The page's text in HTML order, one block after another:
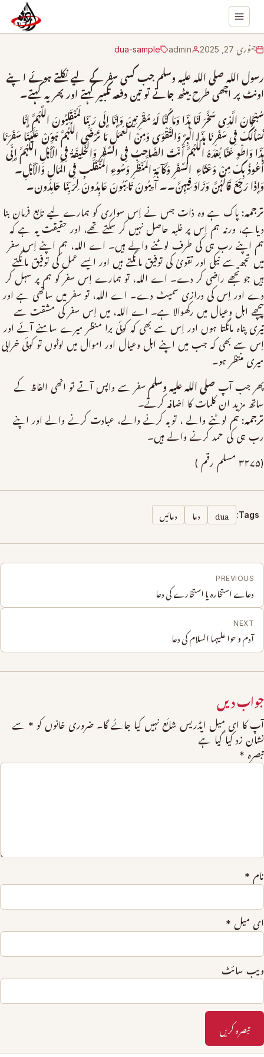
جنوری 27, 2025 admin
dua-sample
رسول الله صلی الله علیہ وسلم جب کسی سفر کے لیے نکلتے ہوئے اپنے
اونٹ پر اچھی طرح بیٹھ جاتے تو تین دفعہ تکبیر کہتے اور پھر یہ کہتے۔
سُبْحَانَ الَّذِی سَخَّرَ لَنَا ہَذَا وَمَا کُنَّا لَہُ مُقْرِنِینَ وَإِنَّا إِلَی رَبِّنَا لَمُنْقَلِبُونَ اللَّہُمَّ إِنَّا
نَسْأَلُکَ فِی سَفَرِنَا ہَذَا الْبِرَّ وَالتَّقْوَی وَمِنْ الْعَمَلِ مَا تَرْضَی اللَّہُمَّ ہَوِّنْ عَلَیْنَا سَفَرَنَا
ہَذَا وَاطْوِ عَنَّا بُعْدَہُ اللَّہُمَّ أَنْتَ الصَّاحِبُ فِی السَّفَرِ وَالْخَلِیفَۃُ فِی الْأَہْلِ اللَّہُمَّ إِنِّی
أَعُوذُ بِکَ مِنْ وَعْثَاءِ السَّفَرِ وَکَآبَۃِ الْمَنْظَرِ وَسُوءِ الْمُنْقَلَبِ فِی الْمَالِ وَالْأَہْلِ۔
وَإِذَا رَجَعَ قَالَہُنَّ وَزَادَ فِیہِنَّ۔۔ آیِبُونَ تَائِبُونَ عَابِدُونَ لِرَبِّنَا حَامِدُون۔
ترجمہ: پاک ہے وہ ذات جس نے اِس سواری کو ہمارے لیے تابع فرمان بنا
دیاہے، ورنہ ہم اِس پر غلبہ حاصل نہیں کر سکتے تھے، اور حقیقت یہ ہے کہ
ہم اپنے رب ہی کی طرف لوٹنے والے ہیں۔ اے الله، ہم اپنے اِس سفر
میں تجھ سے نیکی اور تقویٰ کی توفیق مانگتے ہیں اور ایسے عمل کی توفیق مانگتے
ہیں جو تجھے راضی کر دے۔ اے الله، تو ہمارے اِس سفر کو ہم پر سہل کر
دے اور اِس کی درازی سمیٹ دے۔ اے الله، تو سفر میں ساتھی ہے اور
پیچھے اہل وعیال میں رکھوالا ہے۔ اے الله، میں اِس سفر کی مشقت سے
تیری پناہ مانگتا ہوں اور اِس سے بھی کہ کوئی برا منظر میرے سامنے آئے اور
اِس سے بھی کہ جب میں اپنے اہل وعیال اور اموال میں لوٹوں تو کوئی خرابی
میری منتظر ہو۔
پھر جب آپ صلی الله علیہ وسلم سفر سے واپس آتے تو انھی الفاظ کے
ساتھ مزید ان کلمات کا اضافہ کرتے۔
ترجمہ: ہم لوٹنے والے ، توبہ کرنے والے، عبادت کرنے والے اور اپنے
رب ہی کی حمد کرنے والے ہیں۔
(۳۲۷۵ مسلم رقم )
Tags:
dua دعا دعائیں
PREVIOUS
دعاے استخارہ یا استخارے کی دعا
NEXT
آدم و حوا علیہما السلام کی دعا
جواب دیں
آپ کا ای میل ایڈریس شائع نہیں کیا جائے گا۔ ضروری خانوں کو * سے
نشان زد کیا گیا ہے
تبصرہ *
نام *
ای میل *
ویب‌ سائٹ